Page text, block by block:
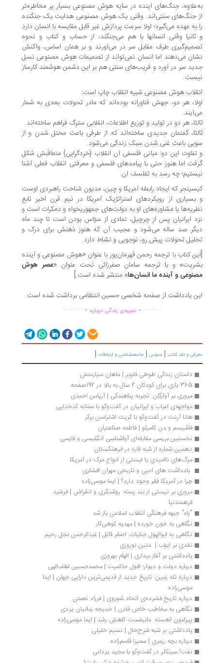
جنگ‌های آینده در سایه هوش مصنوعی بسیار پر مخاطره‌تر
جنگ‌های سنتی‌اند. وقتی یک هوش مصنوعی هدایت یک جنگنده
به عهده می‌گیرد؛ اولا سرعت پردازش غیر قابل مقایسه با انسان دارد
وقتی انسانها با هم می‌جنگند، از حساب و کتاب و نحوه
طرف مقابل سر در می‌آورند و بر همان اساس، واکنش
می‌دهند اما انسان نمی‌تواند از تصمیمات هوش مصنوعی نسل
سر در آورد و فریب‌های سنتی هم بر این دشمن هوشمند کارساز
هوش مصنوعی شبیه انقلاب چاپ است:
هر دو، جهش فناورانه بوده‌اند که مادر تحولات بعدی به‌ شمار
هر دو در تولید و توزیع اطلاعات، انقلابی سترگ فراهم ساخته‌اند.
گفتمان جدیدی ساخته‌اند که از طرفی باعث مختل شدن و از
باعث غنی ‌شدن سبک زندگی می‌شود.
این دو: مبانی فلسفی آن انقلاب (خردگرایی) متعاقبش شکل
اما هنوز حتی با پیامدهای فلسفی و معرفتی انقلاب فعلی آشنا
چه رسد به تفلسف آن.
که ایجاد رابطه آمریکا و چین، مدیون شناخت راهبردی اوست
از رویکردهای استراتژیک آمریکا در نیم قرن اخیر تابع
یا مشاوره‌های او به دولت‌های جمهوریخواه و دمکرات است و
ایرانیان پس از چرچیل، نمادی از سیّاس بودن است تا چند ماه
صد ساله می‌شود و عجیب آن که هنوز ذهنش برای درک و
تحولات پیش ِرو، نوجویی و نشاط دارد.
کتاب با ترجمه رحمن قهرمان‌پور با عنوان «هوش مصنوعی و آینده
و با ترجمه سامان صفرزائی تحت عنوان «عصر هوش
و آینده ما انسان‌ها» منتشر شده است.]
یادداشت از صفحه شخصی حسین انتظامی برداشت شده است.
................تجربه‌ی زندگی دوباره ...............
و نقد کتاب|عمومی |جامعه‌شناسی و ارتباطات|
داستان زندگی طوطی فلوبر | ماهان سیارمنش
365 بازی برای کودکان 2 سال به بالا در 192صفحه
مروری بر آوارگان: تجربه پناهندگی | آریامن احمدی
مواجهه‌ی اعراب و ایرانیان در گفت‌وگو با سمانه کدخدایی
هانا آرنت در گفت‌وگو با گریت اشتراسن برگر
فاشیسم و دن کامیلو | فاطمه صناعتیان
نخستین بررسی مقابله‌ای آواشناسی انگلیسی و فارسی
دهمین شماره از شبه قاره در فرهنگستان
مرگ‌های ناامیدی یا لیستی از انواع مرگ‌ در آمریکا
یادداشت ‌های ادبی و تاریخی مهران افشاری
چرا در آمریکا فقر وجود دارد؟ | ایما موسی‌زاده
مروری بر نیستی از بند رسته: روشنگری و انقراض | فرشید
فرهمندنیا
"راه" جبهه فرهنگی انقلاب اسلامی باز شد
نگاهی به خون خورده | مهدیه کوهی‌کار
نگاهی به ابوالهول جنایات: اصغر قاتل | عبدالرحمن نجل رحیم
نقدی بر ایوب |  متین نوروزی
یادداشتی بر آغاز بیداری | الهام بهروزی
درباره دولت و دیوار؛ افول حاکمیت | محمدحسین لطف‌الهی
درباره تله زمین: تاریخ جدید از قدیمی‌ترین دارایی جهان | ایما
موسی‌زاده
درباره تاریخ فشرده‌ی اتحاد شوروی | فرزاد نعمتی
نگاهی به مخاطب خاص فادن | خدیجه زمانیان یزدی
پیرامون آهسته: مانیفست کاهش رشد | ایما موسی‌زاده
یادداشتی بر شبه شرح‌حال | نسیم خلیلی
درباره بچه رزمری | سمیرا قاسم‌زاده
نفت! سینکلر در گفت‌وگو با مجید یزدانی